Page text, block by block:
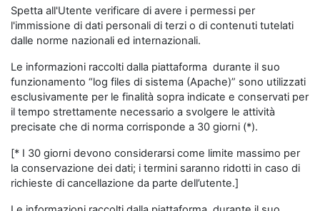
Spetta all'Utente verificare di avere i permessi per
l'immissione di dati personali di terzi o di contenuti tutelati
dalle norme nazionali ed internazionali.
Le informazioni raccolti dalla piattaforma durante il suo
funzionamento “log files di sistema (Apache)” sono utilizzati
esclusivamente per le finalità sopra indicate e conservati per
il tempo strettamente necessario a svolgere le attività
precisate che di norma corrisponde a 30 giorni (*).
[* I 30 giorni devono considerarsi come limite massimo per
la conservazione dei dati; i termini saranno ridotti in caso di
richieste di cancellazione da parte dell’utente.]